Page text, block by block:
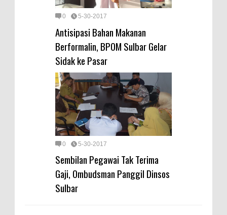
0 5-30-2017
Antisipasi Bahan Makanan
Berformalin, BPOM Sulbar Gelar
Sidak ke Pasar
0 5-30-2017
Sembilan Pegawai Tak Terima
Gaji, Ombudsman Panggil Dinsos
Sulbar